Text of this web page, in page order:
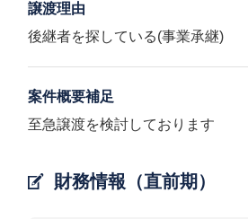
譲渡理由
後継者を探している(事業承継)
案件概要補足
至急譲渡を検討しております
財務情報（直前期）